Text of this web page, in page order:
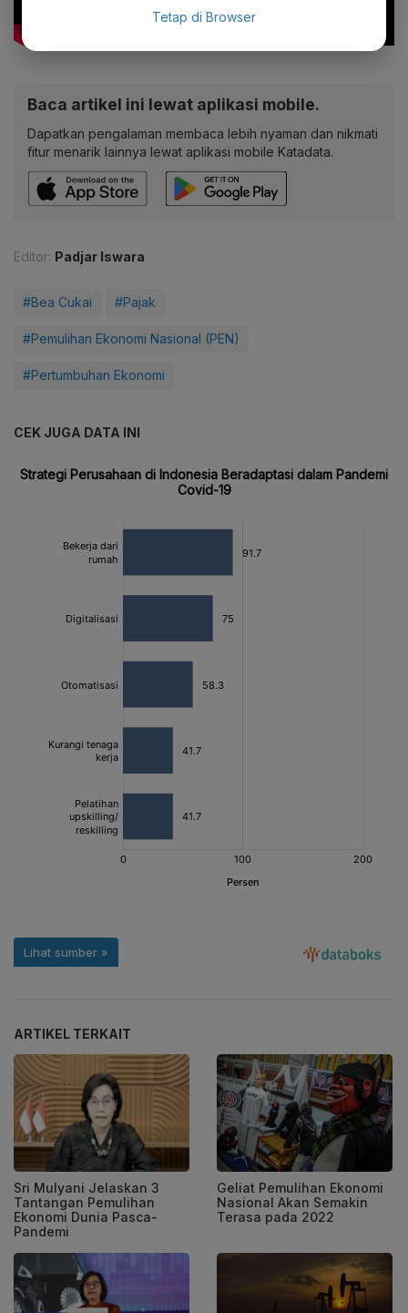
Baca artikel ini lewat aplikasi mobile.
Dapatkan pengalaman membaca lebih nyaman dan nikmati
fitur menarik lainnya lewat aplikasi mobile Katadata.
Editor: Padjar Iswara
#Bea Cukai #Pajak
#Pemulihan Ekonomi Nasional (PEN)
#Pertumbuhan Ekonomi
CEK JUGA DATA INI
ARTIKEL TERKAIT
Sri Mulyani Jelaskan 3
Tantangan Pemulihan
Ekonomi Dunia Pasca-
Pandemi
Geliat Pemulihan Ekonomi
Nasional Akan Semakin
Terasa pada 2022
Tetap di Browser